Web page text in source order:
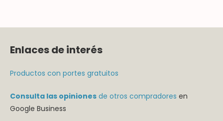
Enlaces de interés
Productos con portes gratuitos
Consulta las opiniones de otros compradores en
Google Business